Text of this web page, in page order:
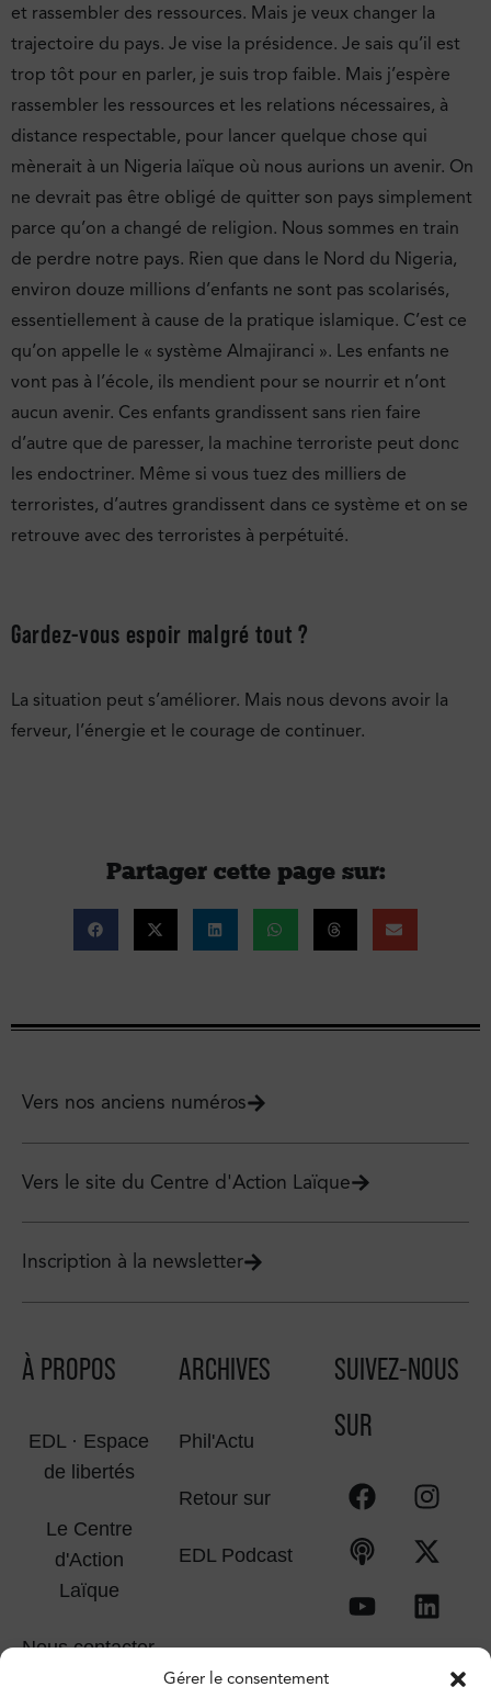
Gérer le consentement
et rassembler des ressources. Mais je veux changer la
trajectoire du pays. Je vise la présidence. Je sais qu’il est
trop tôt pour en parler, je suis trop faible. Mais j’espère
rassembler les ressources et les relations nécessaires, à
distance respectable, pour lancer quelque chose qui
mènerait à un Nigeria laïque où nous aurions un avenir. On
ne devrait pas être obligé de quitter son pays simplement
parce qu’on a changé de religion. Nous sommes en train
de perdre notre pays. Rien que dans le Nord du Nigeria,
environ douze millions d’enfants ne sont pas scolarisés,
essentiellement à cause de la pratique islamique. C’est ce
qu’on appelle le « système Almajiranci ». Les enfants ne
vont pas à l’école, ils mendient pour se nourrir et n’ont
aucun avenir. Ces enfants grandissent sans rien faire
d’autre que de paresser, la machine terroriste peut donc
les endoctriner. Même si vous tuez des milliers de
terroristes, d’autres grandissent dans ce système et on se
retrouve avec des terroristes à perpétuité.
Gardez-vous espoir malgré tout ?
La situation peut s’améliorer. Mais nous devons avoir la
ferveur, l’énergie et le courage de continuer.
Partager cette page sur :
Vers nos anciens numéros
Vers le site du Centre d'Action Laïque
Inscription à la newsletter
À PROPOS
EDL · Espace
de libertés
Le Centre
d'Action
Laïque
Nous contacter
ARCHIVES
Phil'Actu
Retour sur
EDL Podcast
SUIVEZ-NOUS
SUR